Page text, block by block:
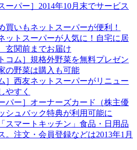
ーパー］2014年10月末でサービス
買いもネットスーパーが便利！
ットスーパーが人気に！自宅に居
玄関前までお届け
コム］規格外野菜を無料プレゼン
の野菜は購入も可能
］西友ネットスーパーがリニュー
やすく
パー］オーナーズカード（株主優
シュバック特典が利用可能に
スマートキッチン」食品・日用品
。注文・会員登録などは2013年1月